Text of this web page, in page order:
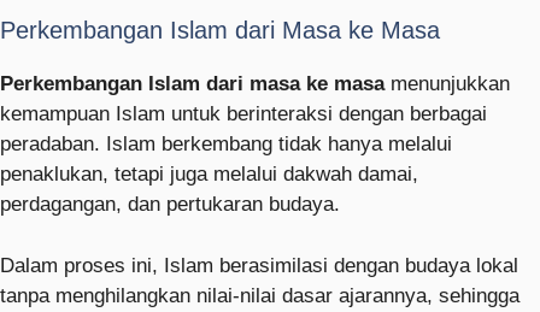
Perkembangan Islam dari Masa ke Masa
Perkembangan Islam dari masa ke masamenunjukkan
kemampuan Islam untuk berinteraksi dengan berbagai
peradaban. Islam berkembang tidak hanya melalui
penaklukan, tetapi juga melalui dakwah damai,
perdagangan, dan pertukaran budaya.
Dalam proses ini, Islam berasimilasi dengan budaya lokal
tanpa menghilangkan nilai-nilai dasar ajarannya, sehingga